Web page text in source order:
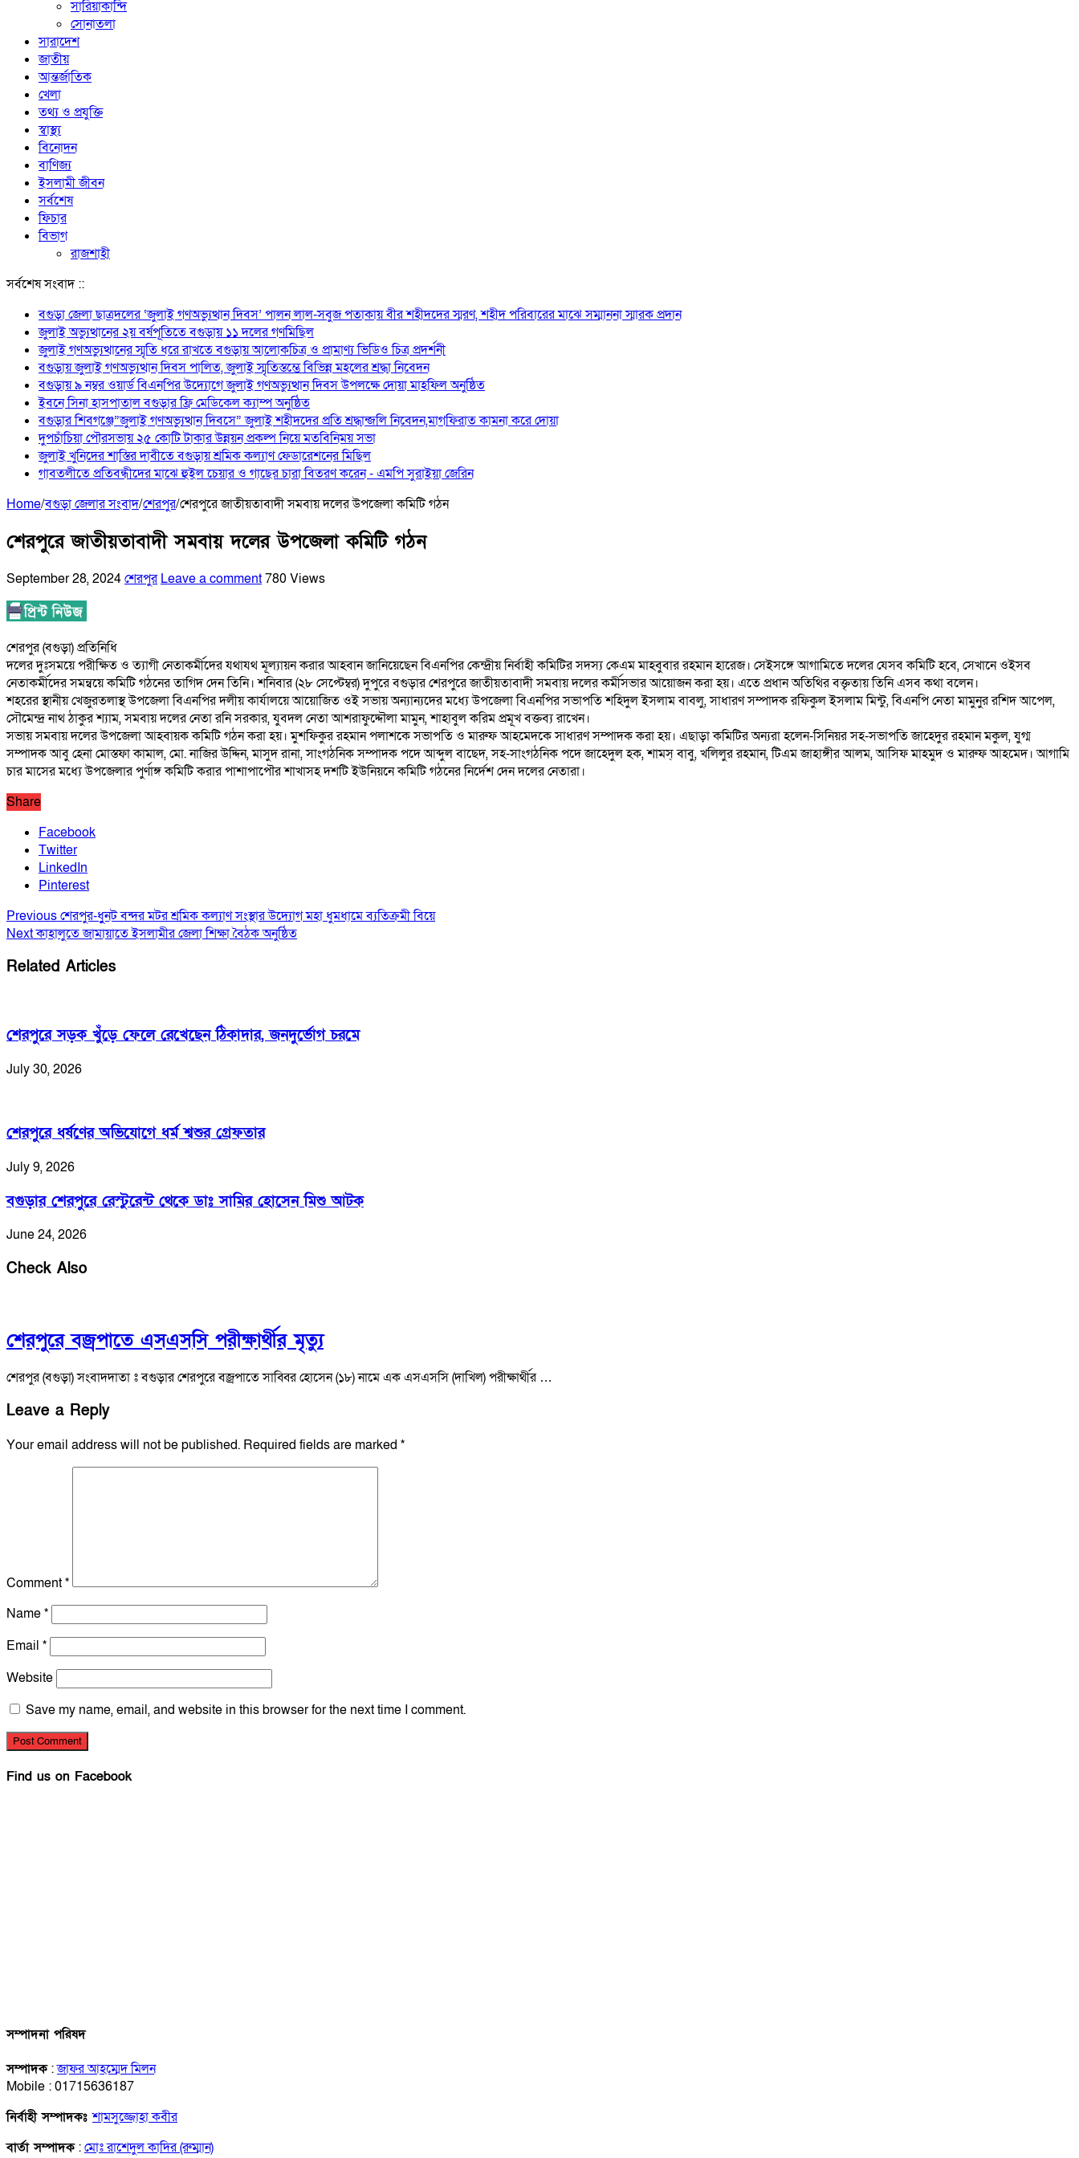
সারিয়াকান্দি
সোনাতলা
সারাদেশ
জাতীয়
আন্তর্জাতিক
খেলা
তথ্য ও প্রযুক্তি
স্বাস্থ্য
বিনোদন
বাণিজ্য
ইসলামী জীবন
সর্বশেষ
ফিচার
বিভাগ
রাজশাহী
সর্বশেষ সংবাদ ::
বগুড়া জেলা ছাত্রদলের ‘জুলাই গণঅভ্যুত্থান দিবস’ পালন লাল-সবুজ পতাকায় বীর শহীদদের স্মরণ, শহীদ পরিবারের মাঝে সম্মাননা স্মারক প্রদান
জুলাই অভ্যুত্থানের ২য় বর্ষপূতিতে বগুড়ায় ১১ দলের গণমিছিল
জুলাই গণঅভ্যুত্থানের স্মৃতি ধরে রাখতে বগুড়ায় আলোকচিত্র ও প্রামাণ্য ভিডিও চিত্র প্রদর্শনী
বগুড়ায় জুলাই গণঅভ্যুত্থান দিবস পালিত, জুলাই স্মৃতিস্তম্ভে বিভিন্ন মহলের শ্রদ্ধা নিবেদন
বগুড়ায় ৯ নম্বর ওয়ার্ড বিএনপির উদ্যোগে জুলাই গণঅভ্যুত্থান দিবস উপলক্ষে দোয়া মাহফিল অনুষ্ঠিত
ইবনে সিনা হাসপাতাল বগুড়ার ফ্রি মেডিকেল ক্যাম্প অনুষ্ঠিত
বগুড়ার শিবগঞ্জে”জুলাই গণঅভ্যুত্থান দিবসে” জুলাই শহীদদের প্রতি শ্রদ্ধান্জলি নিবেদন,মাগফিরাত কামনা করে দোয়া
দুপচাঁচিয়া পৌরসভায় ২৫ কোটি টাকার উন্নয়ন প্রকল্প নিয়ে মতবিনিময় সভা
জুলাই খুনিদের শাস্তির দাবীতে বগুড়ায় শ্রমিক কল্যাণ ফেডারেশনের মিছিল
‎গাবতলীতে প্রতিবন্ধীদের মাঝে হুইল ‎চেয়ার ও গাছের চারা বিতরণ করেন ‎- এমপি সুরাইয়া জেরিন
Home/বগুড়া জেলার সংবাদ/শেরপুর/শেরপুরে জাতীয়তাবাদী সমবায় দলের উপজেলা কমিটি গঠন
শেরপুরে জাতীয়তাবাদী সমবায় দলের উপজেলা কমিটি গঠন
September 28, 2024শেরপুর Leave a comment780 Views
শেরপুর (বগুড়া) প্রতিনিধি
দলের দুঃসময়ে পরীক্ষিত ও ত্যাগী নেতাকর্মীদের যথাযথ মূল্যায়ন করার আহবান জানিয়েছেন বিএনপির কেন্দ্রীয় নির্বাহী কমিটির সদস্য কেএম মাহবুবার রহমান হারেজ। সেইসঙ্গে আগামিতে দলের যেসব কমিটি হবে, সেখানে ওইসব
নেতাকর্মীদের সমন্বয়ে কমিটি গঠনের তাগিদ দেন তিনি। শনিবার (২৮ সেপ্টেম্বর) দুপুরে বগুড়ার শেরপুরে জাতীয়তাবাদী সমবায় দলের কর্মীসভার আয়োজন করা হয়। এতে প্রধান অতিথির বক্তৃতায় তিনি এসব কথা বলেন।
শহরের স্থানীয় খেজুরতলাস্থ উপজেলা বিএনপির দলীয় কার্যালয়ে আয়োজিত ওই সভায় অন্যান্যদের মধ্যে উপজেলা বিএনপির সভাপতি শহিদুল ইসলাম বাবলু, সাধারণ সম্পাদক রফিকুল ইসলাম মিন্টু, বিএনপি নেতা মামুনুর রশিদ আপেল,
সৌমেন্দ্র নাথ ঠাকুর শ্যাম, সমবায় দলের নেতা রনি সরকার, যুবদল নেতা আশরাফুদ্দৌলা মামুন, শাহাবুল করিম প্রমূখ বক্তব্য রাখেন।
সভায় সমবায় দলের উপজেলা আহবায়ক কমিটি গঠন করা হয়। মুশফিকুর রহমান পলাশকে সভাপতি ও মারুফ আহমেদকে সাধারণ সম্পাদক করা হয়। এছাড়া কমিটির অন্যরা হলেন-সিনিয়র সহ-সভাপতি জাহেদুর রহমান মকুল, যুগ্ম
সম্পাদক আবু হেনা মোস্তফা কামাল, মো. নাজির উদ্দিন, মাসুদ রানা, সাংগঠনিক সম্পাদক পদে আব্দুল বাছেদ, সহ-সাংগঠনিক পদে জাহেদুল হক, শামস্ বাবু, খলিলুর রহমান, টিএম জাহাঙ্গীর আলম, আসিফ মাহমুদ ও মারুফ আহমেদ। আগামি
চার মাসের মধ্যে উপজেলার পুর্ণাঙ্গ কমিটি করার পাশাপাপৌর শাখাসহ দশটি ইউনিয়নে কমিটি গঠনের নির্দেশ দেন দলের নেতারা।
Share
Facebook
Twitter
LinkedIn
Pinterest
Previousশেরপুর-ধুুনট বন্দর মটর শ্রমিক কল্যাণ সংস্থার উদ্যোগ মহা ধুমধামে ব্যতিক্রমী বিয়ে
Nextকাহালুতে জামায়াতে ইসলামীর জেলা শিক্ষা বৈঠক অনুষ্ঠিত
Related Articles
শেরপুরে সড়ক খুঁড়ে ফেলে রেখেছেন ঠিকাদার, জনদুর্ভোগ চরমে
July 30, 2026
শেরপুরে ধর্ষণের অভিযোগে ধর্ম শ্বশুর গ্রেফতার
July 9, 2026
বগুড়ার শেরপুরে রেস্টুরেন্ট থেকে ডাঃ সামির হোসেন মিশু আটক
June 24, 2026
Check Also
শেরপুরে বজ্রপাতে এসএসসি পরীক্ষার্থীর মৃত্যু
শেরপুর (বগুড়া) সংবাদদাতা ঃ বগুড়ার শেরপুরে বজ্রপাতে সাব্বির হোসেন (১৮) নামে এক এসএসসি (দাখিল) পরীক্ষার্থীর …
Leave a Reply
Your email address will not be published. Required fields are marked *
Comment*
Name*
Email *
Website
Save my name, email, and website in this browser for the next time I comment.
Find us on Facebook
সম্পাদনা পরিষদ
সম্পাদক:জাফর আহম্মেদ মিলন
Mobile : 01715636187
নির্বাহী সম্পাদকঃশামসুজ্জোহা কবীর
বার্তা সম্পাদক:মোঃ রাশেদুল কাদির (রুম্মান)